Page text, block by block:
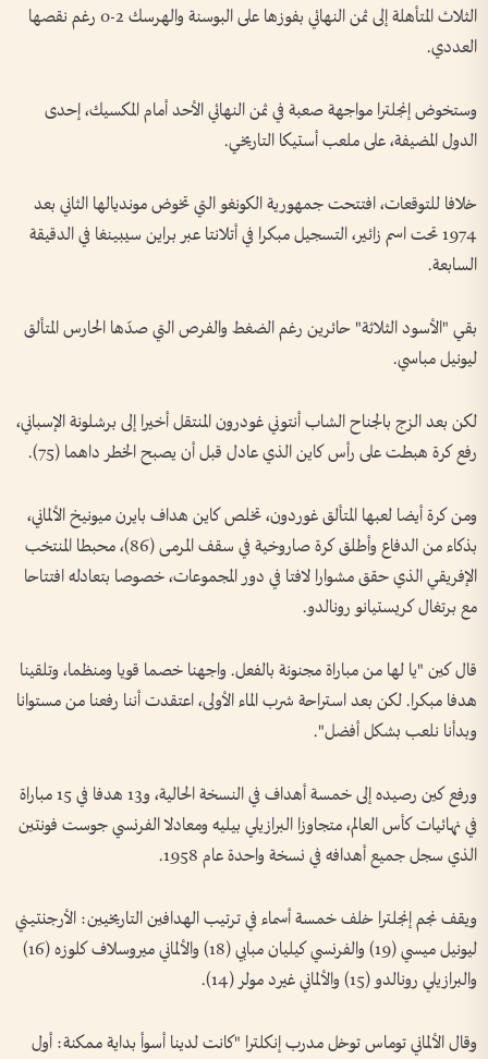
الثلاث المتأهلة إلى ثمن النهائي بفوزها على البوسنة والهرسك 2-0 رغم نقصها
العددي.
وستخوض إنجلترا مواجهة صعبة في ثمن النهائي الأحد أمام المكسيك، إحدى
الدول المضيفة، على ملعب أستيكا التاريخي.
خلافا للتوقعات، افتتحت جمهورية الكونغو التي تخوض مونديالها الثاني بعد
1974 تحت اسم زائير، التسجيل مبكرا في أتلانتا عبر براين سيبينغا في الدقيقة
السابعة.
بقي "الأسود الثلاثة" حائرين رغم الضغط والفرص التي صدّها الحارس المتألق
ليونيل مباسي.
لكن بعد الزج بالجناح الشاب أنتوني غودرون المنتقل أخيرا إلى برشلونة الإسباني،
رفع كرة هبطت على رأس كاين الذي عادل قبل أن يصبح الخطر داهما (75).
ومن كرة أيضا لعبها المتألق غوردون، تخلص كاين هداف بايرن ميونيخ الألماني،
بذكاء من الدفاع وأطلق كرة صاروخية في سقف المرمى (86)، محبطا المنتخب
الإفريقي الذي حقق مشوارا لافتا في دور المجموعات، خصوصا بتعادله افتتاحا
مع برتغال كريستيانو رونالدو.
قال كين "يا لها من مباراة مجنونة بالفعل. واجهنا خصما قويا ومنظما، وتلقينا
هدفا مبكرا. لكن بعد استراحة شرب الماء الأولى، اعتقدت أننا رفعنا من مستوانا
وبدأنا نلعب بشكل أفضل".
ورفع كين رصيده إلى خمسة أهداف في النسخة الحالية، و13 هدفا في 15 مباراة
في نهائيات كأس العالم، متجاوزا البرازيلي بيليه ومعادلا الفرنسي جوست فونتين
الذي سجل جميع أهدافه في نسخة واحدة عام 1958.
ويقف نجم إنجلترا خلف خمسة أسماء في ترتيب الهدافين التاريخيين: الأرجنتيني
ليونيل ميسي (19) والفرنسي كيليان مبابي (18) والألماني ميروسلاف كلوزه (16)
والبرازيلي رونالدو (15) والألماني غيرد مولر (14).
وقال الألماني توماس توخل مدرب إنكلترا "كانت لدينا أسوأ بداية ممكنة: أول